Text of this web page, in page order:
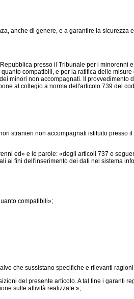
anche di genere, e a garantire la sicurezza
presso il Tribunale per i minorenni
compatibili, e per la ratifica delle
minori non accompagnati. Il provvedimento
al collegio a norma dell'articolo 739 del
stranieri non accompagnati istituito presso
ed» e le parole: «degli articoli 737 e
fini dell'inserimento dei dati nel sistema
compatibili»;
che sussistano specifiche e rilevanti
del presente articolo. A tal fine i garanti
sulle attività realizzate.»;